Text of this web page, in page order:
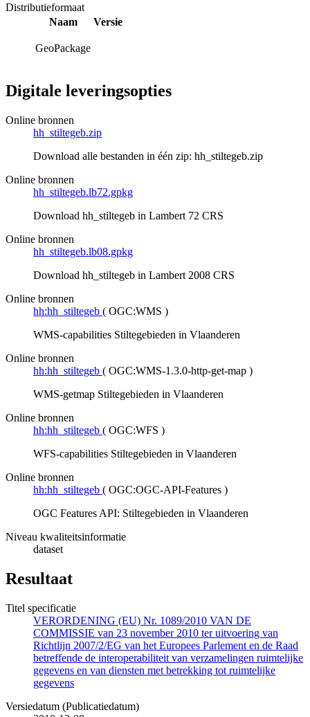
Distributieformaat
Naam
Versie
GeoPackage
Digitale leveringsopties
Online bronnen
hh_stiltegeb.zip
Download alle bestanden in één zip: hh_stiltegeb.zip
Online bronnen
hh_stiltegeb.lb72.gpkg
Download hh_stiltegeb in Lambert 72 CRS
Online bronnen
hh_stiltegeb.lb08.gpkg
Download hh_stiltegeb in Lambert 2008 CRS
Online bronnen
hh:hh_stiltegeb ( OGC:WMS )
WMS-capabilities Stiltegebieden in Vlaanderen
Online bronnen
hh:hh_stiltegeb ( OGC:WMS-1.3.0-http-get-map )
WMS-getmap Stiltegebieden in Vlaanderen
Online bronnen
hh:hh_stiltegeb ( OGC:WFS )
WFS-capabilities Stiltegebieden in Vlaanderen
Online bronnen
hh:hh_stiltegeb ( OGC:OGC-API-Features )
OGC Features API: Stiltegebieden in Vlaanderen
Niveau kwaliteitsinformatie
dataset
Resultaat
Titel specificatie
VERORDENING (EU) Nr. 1089/2010 VAN DE
COMMISSIE van 23 november 2010 ter uitvoering van
Richtlijn 2007/2/EG van het Europees Parlement en de Raad
betreffende de interoperabiliteit van verzamelingen ruimtelijke
gegevens en van diensten met betrekking tot ruimtelijke
gegevens
Versiedatum (Publicatiedatum)